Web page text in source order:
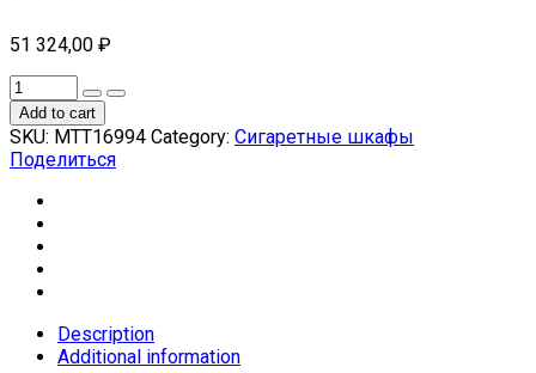
51 324,00 ₽
Add to cart
SKU: МТТ16994 Category: Сигаретные шкафы
Поделиться
Description
Additional information